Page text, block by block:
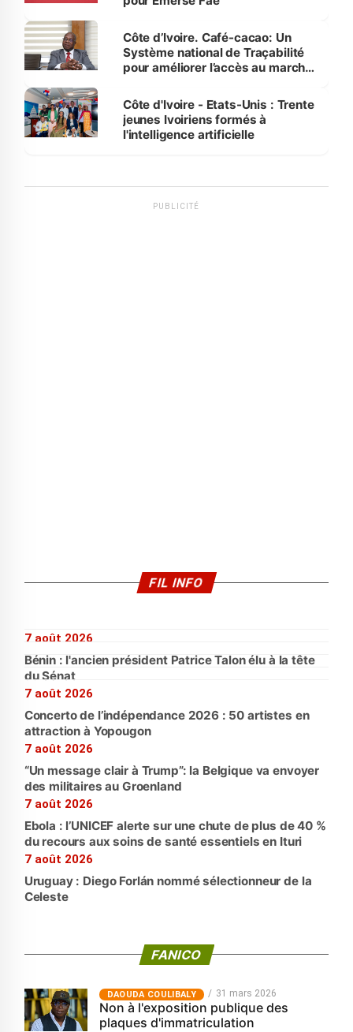
Côte d’Ivoire. Café-cacao: Un
Système national de Traçabilité
pour améliorer l’accès au marché
Côte d'Ivoire - Etats-Unis : Trente
jeunes Ivoiriens formés à
l'intelligence artificielle
PUBLICITÉ
FIL INFO
7 août 2026
Bénin : l'ancien président Patrice Talon élu à la tête
du Sénat
7 août 2026
Concerto de l’indépendance 2026 : 50 artistes en
attraction à Yopougon
7 août 2026
“Un message clair à Trump”: la Belgique va envoyer
des militaires au Groenland
7 août 2026
Ebola : l’UNICEF alerte sur une chute de plus de 40 %
du recours aux soins de santé essentiels en Ituri
7 août 2026
Uruguay : Diego Forlán nommé sélectionneur de la
Celeste
FANICO
‎DAOUDA COULIBALY 31 mars 2026
Non à l'exposition publique des
plaques d'immatriculation